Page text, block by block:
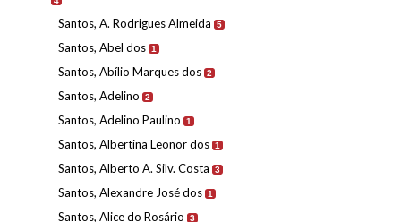
Santos, A. Rodrigues Almeida 5
Santos, Abel dos 1
Santos, Abílio Marques dos 2
Santos, Adelino 2
Santos, Adelino Paulino 1
Santos, Albertina Leonor dos 1
Santos, Alberto A. Silv. Costa 3
Santos, Alexandre José dos 1
Santos, Alice do Rosário 3